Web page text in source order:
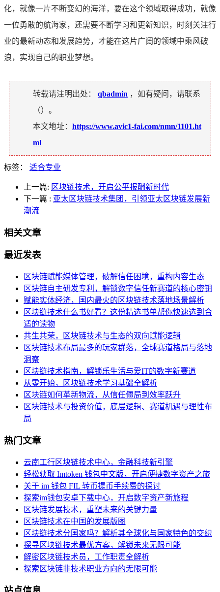
化，就像一片不断变幻的海洋，要在这个领域取得成功，就像
一位勇敢的航海家，还需要不断学习和更新知识，时刻关注行
业的最新动态和发展趋势，才能在这片广阔的领域中乘风破
浪，实现自己的职业梦想。
转载请注明出处： qbadmin ，如有疑问，请联系
（）。
本文地址： https://www.avic1-fai.com/nmn/1101.ht
ml
标签： 适合专业
上一篇: 区块链技术，开启公平报酬新时代
下一篇 : 亚太区块链技术集团，引领亚太区块链发展新
潮流
相关文章
最近发表
区块链赋能媒体管理，破解信任困境，重构内容生态
区块链自主研发专利，解锁数字信任新赛道的核心密钥
赋能实体经济，国内最火的区块链技术落地场景解析
区块链技术什么书好看？这份精选书单帮你快速选到合
适的读物
共生共荣，区块链技术与生态的双向赋能逻辑
区块链技术布局最多的玩家群落，全球赛道格局与落地
洞察
区块链技术指南，解锁乐生活与爱IT的数字新赛道
从零开始，区块链技术学习基础全解析
区块链如何革新物流，从信任僵局到效率跃升
区块链技术与投资价值，底层逻辑、赛道机遇与理性布
局
热门文章
云南工行区块链技术中心，金融科技新引擎
轻松获取 Imtoken 钱包中文版，开启便捷数字资产之旅
关于 im 钱包 FIL 转币提币手续费的探讨
探索im钱包安卓下载中心，开启数字资产新旅程
区块链发展技术，重塑未来的关键力量
区块链技术在中国的发展版图
区块链技术分国家吗？解析其全球化与国家特色的交织
探寻区块链技术最优方案，解锁未来无限可能
解密区块链技术员，工作职责全解析
探索区块链非技术职业方向的无限可能